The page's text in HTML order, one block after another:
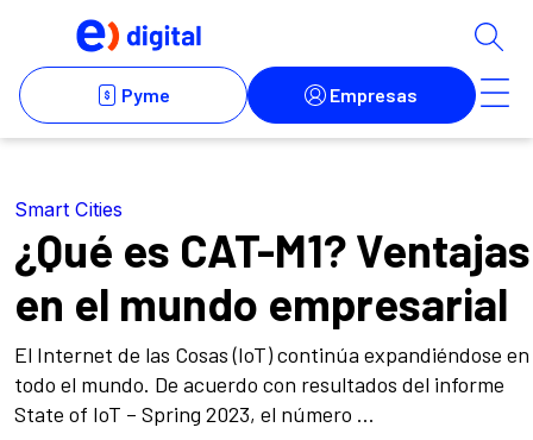
Smart Cities
¿Qué es CAT-M1? Ventajas
en el mundo empresarial
El Internet de las Cosas (IoT) continúa expandiéndose en
todo el mundo. De acuerdo con resultados del informe
State of IoT – Spring 2023, el número ...